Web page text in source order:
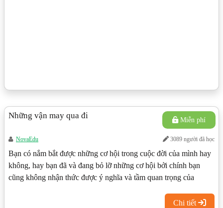
Miễn phí
Những vận may qua đi
NovaEdu 3089 người đã học
Bạn có nắm bắt được những cơ hội trong cuộc đời của mình hay
không, hay bạn đã và đang bỏ lỡ những cơ hội bởi chính bạn
cũng không nhận thức được ý nghĩa và tầm quan trọng của
cách trân trọng từng cơ hội dù là nhỏ bé nhất qua bài học ý nghĩa
Chi tiết